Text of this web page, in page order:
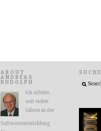
ABOUT
ANDREAS
RUDOLPH
Ich arbeite
seit vielen
Jahren in der
Softwareentwicklung
SUCHE